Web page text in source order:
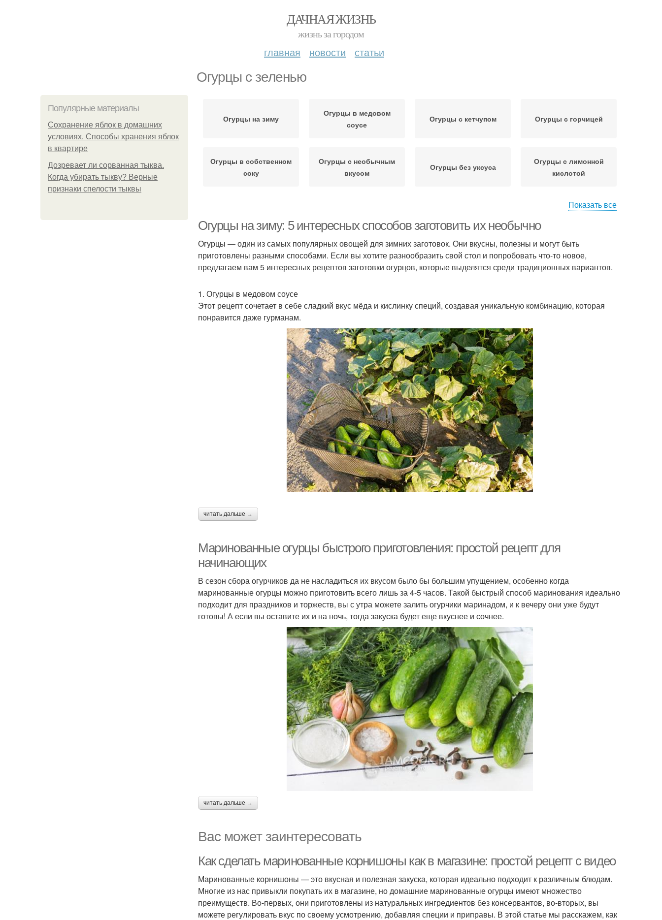
ДАЧНАЯ ЖИЗНЬ
жизнь за городом
главная новости статьи
Огурцы с зеленью
Популярные материалы
Сохранение яблок в домашних
условиях. Способы хранения яблок
в квартире
Дозревает ли сорванная тыква.
Когда убирать тыкву? Верные
признаки спелости тыквы
Огурцы на зиму
Огурцы в медовом
соусе
Огурцы с кетчупом Огурцы с горчицей
Огурцы в собственном
соку
Огурцы с необычным
вкусом
Огурцы без уксуса
Огурцы с лимонной
кислотой
стерилизации
ингредиентами
Соленые огурцы Огурцы с лимоном
Огурцы с ароматными
листьями
Огурцы с уксусом
Огурцы в кетчупе
Огурцы в домашнем
Огурцы в соусе
Огурцы для быстрого
Показать все
Огурцы на зиму: 5 интересных способов заготовить их необычно
Огурцы — один из самых популярных овощей для зимних заготовок. Они вкусны, полезны и могут быть
приготовлены разными способами. Если вы хотите разнообразить свой стол и попробовать что-то новое,
предлагаем вам 5 интересных рецептов заготовки огурцов, которые выделятся среди традиционных вариантов.
1. Огурцы в медовом соусе
Этот рецепт сочетает в себе сладкий вкус мёда и кислинку специй, создавая уникальную комбинацию, которая
понравится даже гурманам.
читать дальше →
Маринованные огурцы быстрого приготовления: простой рецепт для
начинающих
В сезон сбора огурчиков да не насладиться их вкусом было бы большим упущением, особенно когда
маринованные огурцы можно приготовить всего лишь за 4-5 часов. Такой быстрый способ маринования идеально
подходит для праздников и торжеств, вы с утра можете залить огурчики маринадом, и к вечеру они уже будут
готовы! А если вы оставите их и на ночь, тогда закуска будет еще вкуснее и сочнее.
читать дальше →
Вас может заинтересовать
Как сделать маринованные корнишоны как в магазине: простой рецепт с видео
Маринованные корнишоны — это вкусная и полезная закуска, которая идеально подходит к различным блюдам.
Многие из нас привыкли покупать их в магазине, но домашние маринованные огурцы имеют множество
преимуществ. Во-первых, они приготовлены из натуральных ингредиентов без консервантов, во-вторых, вы
можете регулировать вкус по своему усмотрению, добавляя специи и приправы. В этой статье мы расскажем, как